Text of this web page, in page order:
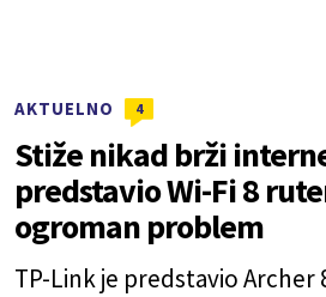
AKTUELNO 4
Stiže nikad brži
predstavio Wi-Fi 8
ogroman problem
TP-Link je predstavio Archer